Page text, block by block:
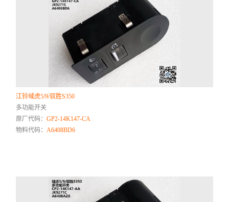
江铃域虎5/9/驭胜S350
多功能开关
原厂代码：GP2-14K147-CA
物料代码：A6408BD6